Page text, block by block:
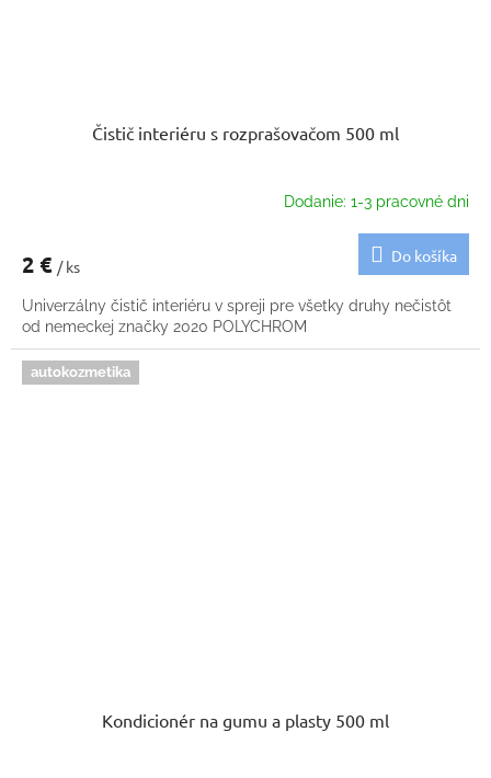
Čistič interiéru s rozprašovačom 500 ml
Dodanie: 1-3 pracovné dni
2 € / ks
Do košíka
Univerzálny čistič interiéru v spreji pre všetky druhy nečistôt
od nemeckej značky 2020 POLYCHROM
autokozmetika
Kondicionér na gumu a plasty 500 ml